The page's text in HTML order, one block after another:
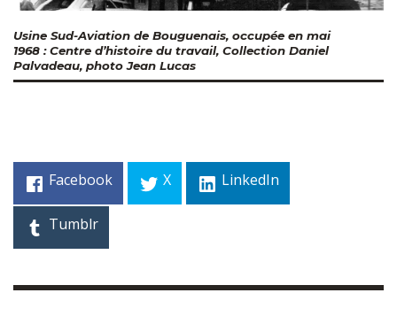
Usine Sud-Aviation de Bouguenais, occupée en mai
1968 : Centre d’histoire du travail, Collection Daniel
Palvadeau, photo Jean Lucas
Facebook X LinkedIn
Tumblr